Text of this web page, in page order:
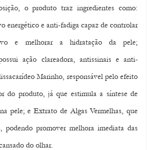
o produto traz ingredientes como:
energético e anti-fadiga capaz de controlar
e melhorar a hidratação da pele;
ação clareadora, antissinais e anti-
Marinho, responsável pelo efeito
do produto, já que estimula a síntese de
pele; e Extrato de Algas Vermelhas, que
podendo promover melhora imediata das
do olhar.